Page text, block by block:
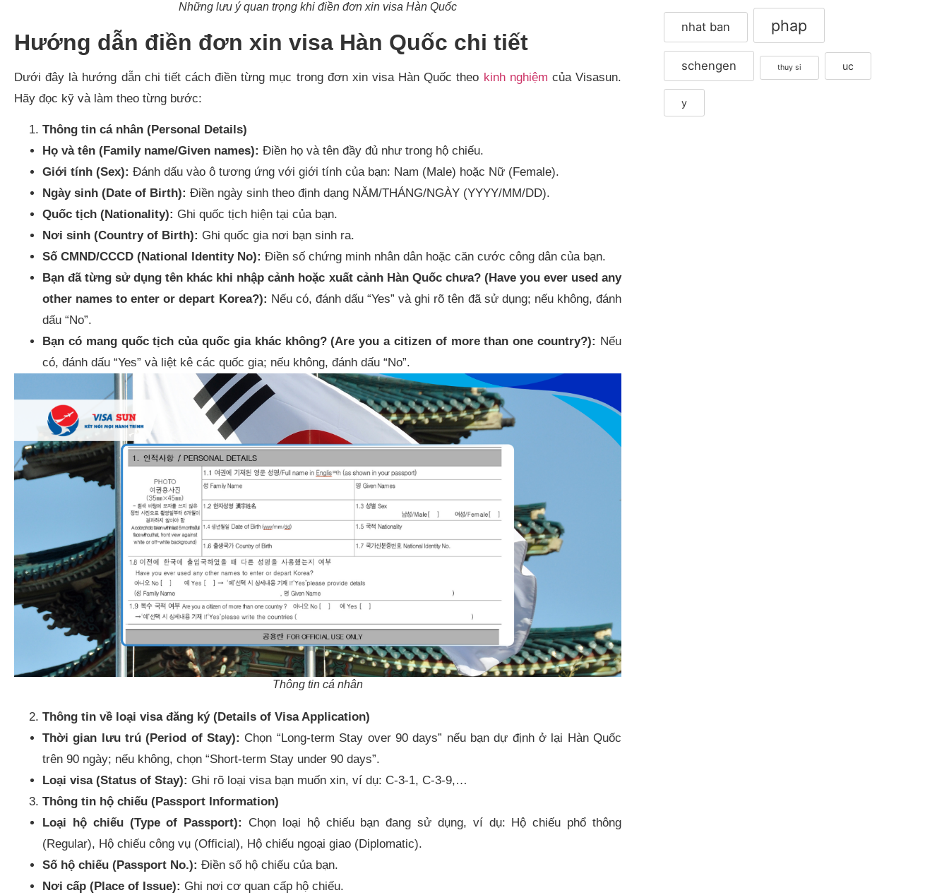
Những lưu ý quan trọng khi điền đơn xin visa Hàn Quốc
Hướng dẫn điền đơn xin visa Hàn Quốc chi tiết
Dưới đây là hướng dẫn chi tiết cách điền từng mục trong đơn xin visa Hàn Quốc theo kinh nghiệm của Visasun.
Hãy đọc kỹ và làm theo từng bước:
Thông tin cá nhân (Personal Details)
Họ và tên (Family name/Given names): Điền họ và tên đầy đủ như trong hộ chiếu.​
Giới tính (Sex): Đánh dấu vào ô tương ứng với giới tính của bạn: Nam (Male) hoặc Nữ (Female).​
Ngày sinh (Date of Birth): Điền ngày sinh theo định dạng NĂM/THÁNG/NGÀY (YYYY/MM/DD).​
Quốc tịch (Nationality): Ghi quốc tịch hiện tại của bạn.​
Nơi sinh (Country of Birth): Ghi quốc gia nơi bạn sinh ra.​
Số CMND/CCCD (National Identity No): Điền số chứng minh nhân dân hoặc căn cước công dân của bạn.​
Bạn đã từng sử dụng tên khác khi nhập cảnh hoặc xuất cảnh Hàn Quốc chưa? (Have you ever used any
other names to enter or depart Korea?): Nếu có, đánh dấu “Yes” và ghi rõ tên đã sử dụng; nếu không, đánh
dấu “No”.​
Bạn có mang quốc tịch của quốc gia khác không? (Are you a citizen of more than one country?): Nếu
có, đánh dấu “Yes” và liệt kê các quốc gia; nếu không, đánh dấu “No”.​
Thông tin cá nhân
Thông tin về loại visa đăng ký (Details of Visa Application)
Thời gian lưu trú (Period of Stay): Chọn “Long-term Stay over 90 days” nếu bạn dự định ở lại Hàn Quốc
trên 90 ngày; nếu không, chọn “Short-term Stay under 90 days”.​
Loại visa (Status of Stay): Ghi rõ loại visa bạn muốn xin, ví dụ: C-3-1, C-3-9,…​
Thông tin hộ chiếu (Passport Information)
Loại hộ chiếu (Type of Passport):
Chọn loại hộ chiếu bạn đang sử dụng, ví dụ: Hộ chiếu phổ thông
(Regular), Hộ chiếu công vụ (Official), Hộ chiếu ngoại giao (Diplomatic).​
Số hộ chiếu (Passport No.): Điền số hộ chiếu của bạn.​
Nơi cấp (Place of Issue): Ghi nơi cơ quan cấp hộ chiếu.​
nhat ban phap
schengen thuy si uc
y